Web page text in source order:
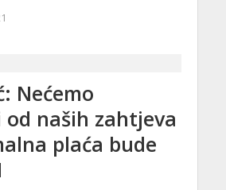
Nećemo
naših zahtjeva
plaća bude